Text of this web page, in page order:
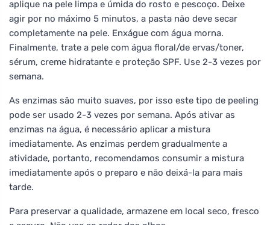
aplique na pele limpa e úmida do rosto e pescoço. Deixe
agir por no máximo 5 minutos, a pasta não deve secar
completamente na pele. Enxágue com água morna.
Finalmente, trate a pele com água floral/de ervas/toner,
sérum, creme hidratante e proteção SPF. Use 2-3 vezes por
semana.
As enzimas são muito suaves, por isso este tipo de peeling
pode ser usado 2-3 vezes por semana. Após ativar as
enzimas na água, é necessário aplicar a mistura
imediatamente. As enzimas perdem gradualmente a
atividade, portanto, recomendamos consumir a mistura
imediatamente após o preparo e não deixá-la para mais
tarde.
Para preservar a qualidade, armazene em local seco, fresco